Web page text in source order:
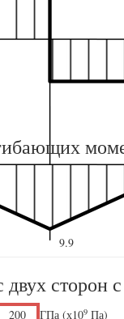
9.9
сторон
ГПа (х109 Па)